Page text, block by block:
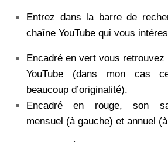
Entrez dans la barre de
chaîne YouTube qui vous
Encadré en vert vous
YouTube (dans mon cas
beaucoup d’originalité).
Encadré en rouge, son
mensuel (à gauche) et annuel